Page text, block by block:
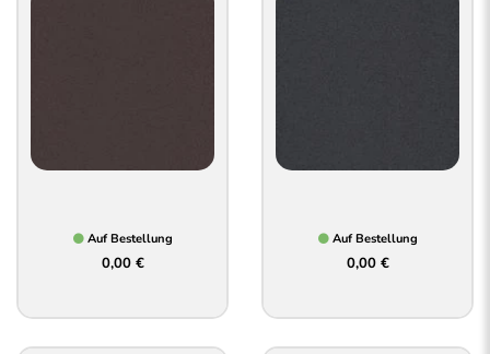
Auf Bestellung
0,00 €
Auf Bestellung
0,00 €